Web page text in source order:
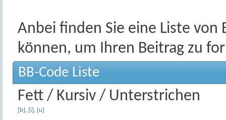
Anbei finden Sie eine Liste von
können, um Ihren Beitrag zu
BB-Code Liste
Fett / Kursiv / Unterstrichen
[b] , [i] , [u]